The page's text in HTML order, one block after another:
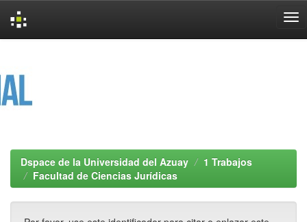
Dspace de la Universidad del Azuay
1 Trabajos
Facultad de Ciencias Jurídicas